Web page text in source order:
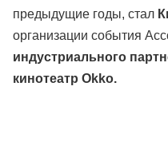
предыдущие годы, стал
организации события
индустриального
кинотеатр Okko.